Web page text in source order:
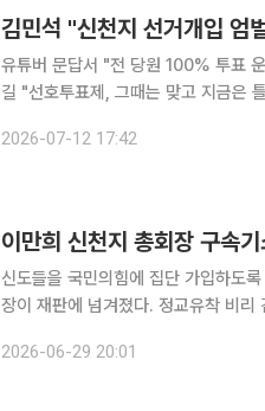
김민석 "신천지 선거개입 엄
유튜버 문답서 "전 당원 100% 투표
길 "선호투표제, 그때는 맞고 지금은 틀리나" 더불어민주당 당권 주자인 김민석 전
표 운동도 함께 제안했다. 후보 등록
2026-07-12 17:42
이만희 신천지 총회장 구속
신도들을 국민의힘에 집단 가입하도
장이 재판에 넘겨졌다. 정교유착 비리 검경 합동수사본부는 29일 이 총회장에 대해 수사 중인 피의
총회장은 2021년 7월 제20대 대통령
2026-06-29 20:01